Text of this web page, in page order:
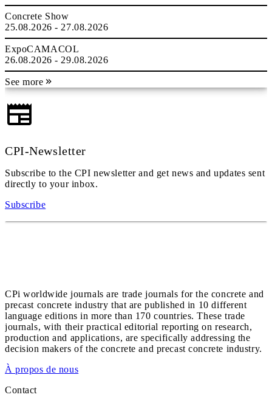
Concrete Show
25.08.2026 - 27.08.2026
ExpoCAMACOL
26.08.2026 - 29.08.2026
See more
CPI-Newsletter
Subscribe to the CPI newsletter and get news and updates sent
directly to your inbox.
Subscribe
CPi worldwide journals are trade journals for the concrete and
precast concrete industry that are published in 10 different
language editions in more than 170 countries. These trade
journals, with their practical editorial reporting on research,
production and applications, are specifically addressing the
decision makers of the concrete and precast concrete industry.
À propos de nous
Contact